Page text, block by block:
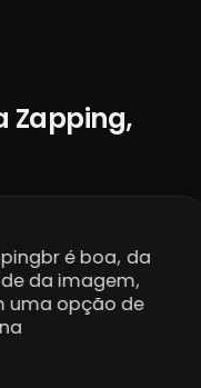
Zapping,
é boa, da
imagem,
opção de